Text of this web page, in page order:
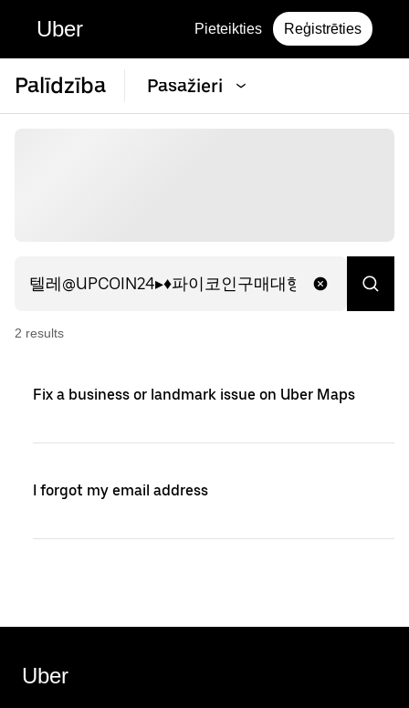
Uber Pieteikties Reģistrēties
Palīdzība Pasažieri
2 results
Fix a business or landmark issue on Uber Maps
I forgot my email address
Uber